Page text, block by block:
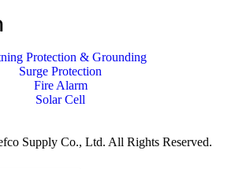
Protection & Grounding
Surge Protection
Fire Alarm
Solar Cell
Supply Co., Ltd. All Rights Reserved.